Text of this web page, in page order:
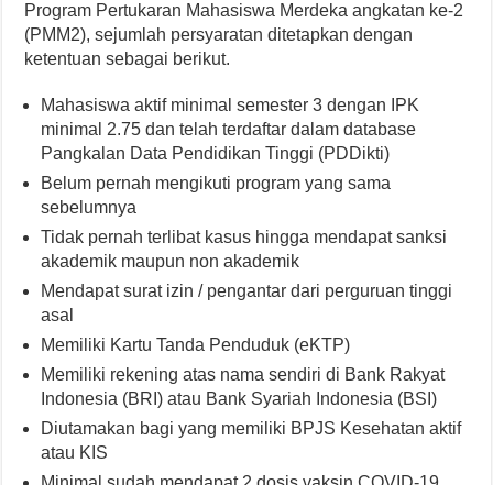
Program Pertukaran Mahasiswa Merdeka angkatan ke-2
(PMM2), sejumlah persyaratan ditetapkan dengan
ketentuan sebagai berikut.
Mahasiswa aktif minimal semester 3 dengan IPK
minimal 2.75 dan telah terdaftar dalam database
Pangkalan Data Pendidikan Tinggi (PDDikti)
Belum pernah mengikuti program yang sama
sebelumnya
Tidak pernah terlibat kasus hingga mendapat sanksi
akademik maupun non akademik
Mendapat surat izin / pengantar dari perguruan tinggi
asal
Memiliki Kartu Tanda Penduduk (eKTP)
Memiliki rekening atas nama sendiri di Bank Rakyat
Indonesia (BRI) atau Bank Syariah Indonesia (BSI)
Diutamakan bagi yang memiliki BPJS Kesehatan aktif
atau KIS